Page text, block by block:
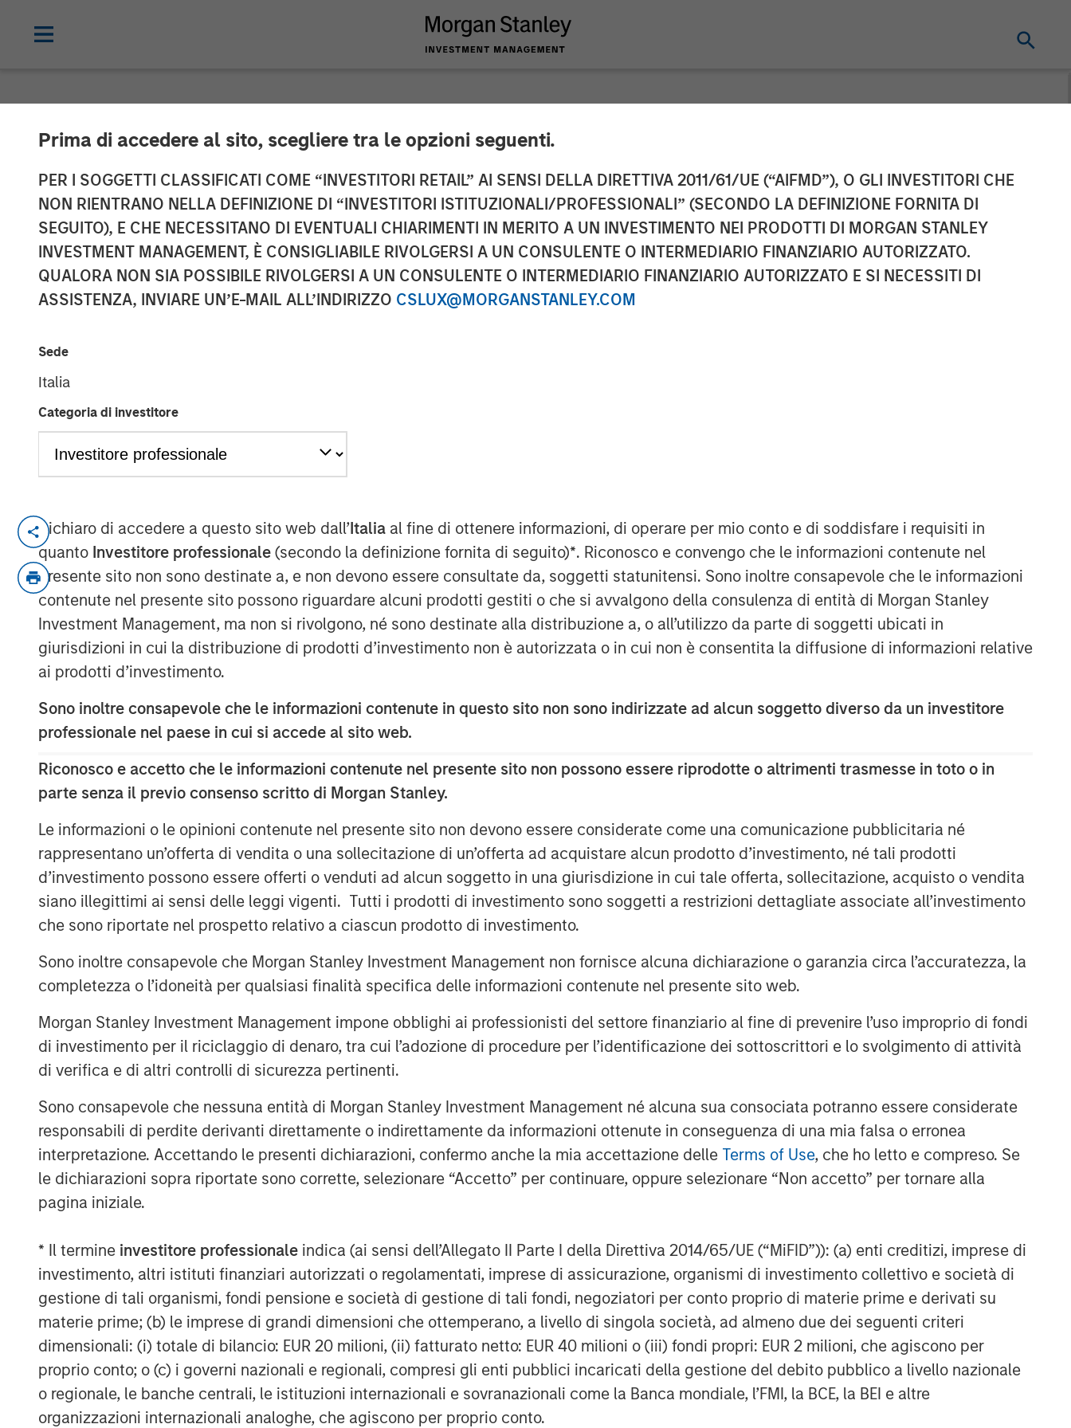
Prima di accedere al sito, scegliere tra le opzioni seguenti.
PER I SOGGETTI CLASSIFICATI COME “INVESTITORI RETAIL” AI SENSI DELLA DIRETTIVA 2011/61/UE (“AIFMD”), O GLI INVESTITORI CHE
NON RIENTRANO NELLA DEFINIZIONE DI “INVESTITORI ISTITUZIONALI/PROFESSIONALI” (SECONDO LA DEFINIZIONE FORNITA DI
SEGUITO), E CHE NECESSITANO DI EVENTUALI CHIARIMENTI IN MERITO A UN INVESTIMENTO NEI PRODOTTI DI MORGAN STANLEY
INVESTMENT MANAGEMENT, È CONSIGLIABILE RIVOLGERSI A UN CONSULENTE O INTERMEDIARIO FINANZIARIO AUTORIZZATO.
QUALORA NON SIA POSSIBILE RIVOLGERSI A UN CONSULENTE O INTERMEDIARIO FINANZIARIO AUTORIZZATO E SI NECESSITI DI
ASSISTENZA, INVIARE UN’E-MAIL ALL’INDIRIZZO CSLUX@MORGANSTANLEY.COM
Sede
Italia
Categoria di investitore
Dichiaro di accedere a questo sito web dall’Italia al fine di ottenere informazioni, di operare per mio conto e di soddisfare i requisiti in
quanto Investitore professionale (secondo la definizione fornita di seguito)*. Riconosco e convengo che le informazioni contenute nel
presente sito non sono destinate a, e non devono essere consultate da, soggetti statunitensi. Sono inoltre consapevole che le informazioni
contenute nel presente sito possono riguardare alcuni prodotti gestiti o che si avvalgono della consulenza di entità di Morgan Stanley
Investment Management, ma non si rivolgono, né sono destinate alla distribuzione a, o all’utilizzo da parte di soggetti ubicati in
giurisdizioni in cui la distribuzione di prodotti d’investimento non è autorizzata o in cui non è consentita la diffusione di informazioni relative
ai prodotti d’investimento.
Sono inoltre consapevole che le informazioni contenute in questo sito non sono indirizzate ad alcun soggetto diverso da un investitore
professionale nel paese in cui si accede al sito web.
Riconosco e accetto che le informazioni contenute nel presente sito non possono essere riprodotte o altrimenti trasmesse in toto o in
parte senza il previo consenso scritto di Morgan Stanley.
Le informazioni o le opinioni contenute nel presente sito non devono essere considerate come una comunicazione pubblicitaria né
rappresentano un’offerta di vendita o una sollecitazione di un’offerta ad acquistare alcun prodotto d’investimento, né tali prodotti
d’investimento possono essere offerti o venduti ad alcun soggetto in una giurisdizione in cui tale offerta, sollecitazione, acquisto o vendita
siano illegittimi ai sensi delle leggi vigenti. Tutti i prodotti di investimento sono soggetti a restrizioni dettagliate associate all’investimento
che sono riportate nel prospetto relativo a ciascun prodotto di investimento.
Sono inoltre consapevole che Morgan Stanley Investment Management non fornisce alcuna dichiarazione o garanzia circa l’accuratezza, la
completezza o l’idoneità per qualsiasi finalità specifica delle informazioni contenute nel presente sito web.
Morgan Stanley Investment Management impone obblighi ai professionisti del settore finanziario al fine di prevenire l’uso improprio di fondi
di investimento per il riciclaggio di denaro, tra cui l’adozione di procedure per l’identificazione dei sottoscrittori e lo svolgimento di attività
di verifica e di altri controlli di sicurezza pertinenti.
Sono consapevole che nessuna entità di Morgan Stanley Investment Management né alcuna sua consociata potranno essere considerate
responsabili di perdite derivanti direttamente o indirettamente da informazioni ottenute in conseguenza di una mia falsa o erronea
interpretazione. Accettando le presenti dichiarazioni, confermo anche la mia accettazione delle Terms of Use, che ho letto e compreso. Se
le dichiarazioni sopra riportate sono corrette, selezionare “Accetto” per continuare, oppure selezionare “Non accetto” per tornare alla
pagina iniziale.
* Il termine investitore professionale indica (ai sensi dell’Allegato II Parte I della Direttiva 2014/65/UE (“MiFID”)): (a) enti creditizi, imprese di
investimento, altri istituti finanziari autorizzati o regolamentati, imprese di assicurazione, organismi di investimento collettivo e società di
gestione di tali organismi, fondi pensione e società di gestione di tali fondi, negoziatori per conto proprio di materie prime e derivati su
materie prime; (b) le imprese di grandi dimensioni che ottemperano, a livello di singola società, ad almeno due dei seguenti criteri
dimensionali: (i) totale di bilancio: EUR 20 milioni, (ii) fatturato netto: EUR 40 milioni o (iii) fondi propri: EUR 2 milioni, che agiscono per
proprio conto; o (c) i governi nazionali e regionali, compresi gli enti pubblici incaricati della gestione del debito pubblico a livello nazionale
o regionale, le banche centrali, le istituzioni internazionali e sovranazionali come la Banca mondiale, l’FMI, la BCE, la BEI e altre
organizzazioni internazionali analoghe, che agiscono per proprio conto.
Press Release to the Announcement pursuant to
Section 14 para. 3 sentence 1 no. 2 of the German
Securities Acquisition and Takeover Act
(Wertpapiererwerbs- und Übernahmegesetz –
01 FEBBRAIO 2021
Kublai GmbH Frankfurt am Main Germany
Press Release to the Announcement pursuant to Section 14 para. 3 sentence 1
no. 2 of the German Securities Acquisition and Takeover Act
(Wertpapiererwerbs- und Übernahmegesetz – WpÜG)
NOT FOR RELEASE, PUBLICATION OR DISTRIBUTION (IN WHOLE OR IN PART)
IN, INTO OR FROM ANY JURISDICTION WHERE SUCH RELEASE, PUBLICATION
OR DISTRIBUTION WOULD CONSTITUTE A VIOLATION OF THE RELEVANT
LAWS OF SUCH JURISDICTION.
As of today, the offer document for the voluntary public takeover offer (cash
managed and advised by Morgan Stanley Infrastructure Inc., to the
shareholders of Tele Columbus AG, Berlin, Germany, for the acquisition of their
registered no-par-value shares in Tele Columbus AG (ISIN DE000TCAG172) as
well as its non-binding English convenience translation are available for
distribution free of charge at BNP Paribas Securities Services S.C.A., Frankfurt
Branch, Europa-Allee 12, 60327 Frankfurt am Main, Germany (requests to be
made by providing a complete address by fax to +49 69 1520 5277 or via e-
mail to frankfurt.gct.operations@bnpparibas.com).
Furthermore, the German version of the offer document and its non-binding
English convenience translation are also available on the internet at
Frankfurt am Main, February 1, 2021
Kublai GmbH
Important note:
This announcement is for information purposes only and neither constitutes an
invitation to sell, nor an offer to purchase, securities of Tele Columbus AG,
Berlin (subsequently the “Company”) but constitutes a legally required
announcement according to the German Securities Acquisition and Takeover
voluntary public takeover offer (the “Offer”). The final terms and further
provisions regarding the Offer are disclosed in the offer document that has been
approved for publication by the German Federal Financial Supervisory
Authority (Bundesanstalt für Finanzdienstleistungsgsaufsicht). Investors and
holders of securities of the Company are strongly recommended to read the
offer document and all announcements in connection with the Offer as they
contain or will contain important information.
The Offer will be made exclusively under the laws of the Federal Republic of